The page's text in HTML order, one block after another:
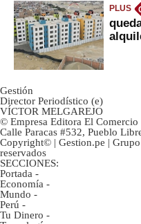
PLUS
Gestión
Director Periodístico (e)
VÍCTOR MELGAREJO
© Empresa Editora El Comercio
Calle Paracas #532, Pueblo
Copyright© | Gestion.pe |
reservados
SECCIONES:
Portada -
Economía -
Mundo -
Perú -
Tu Dinero -